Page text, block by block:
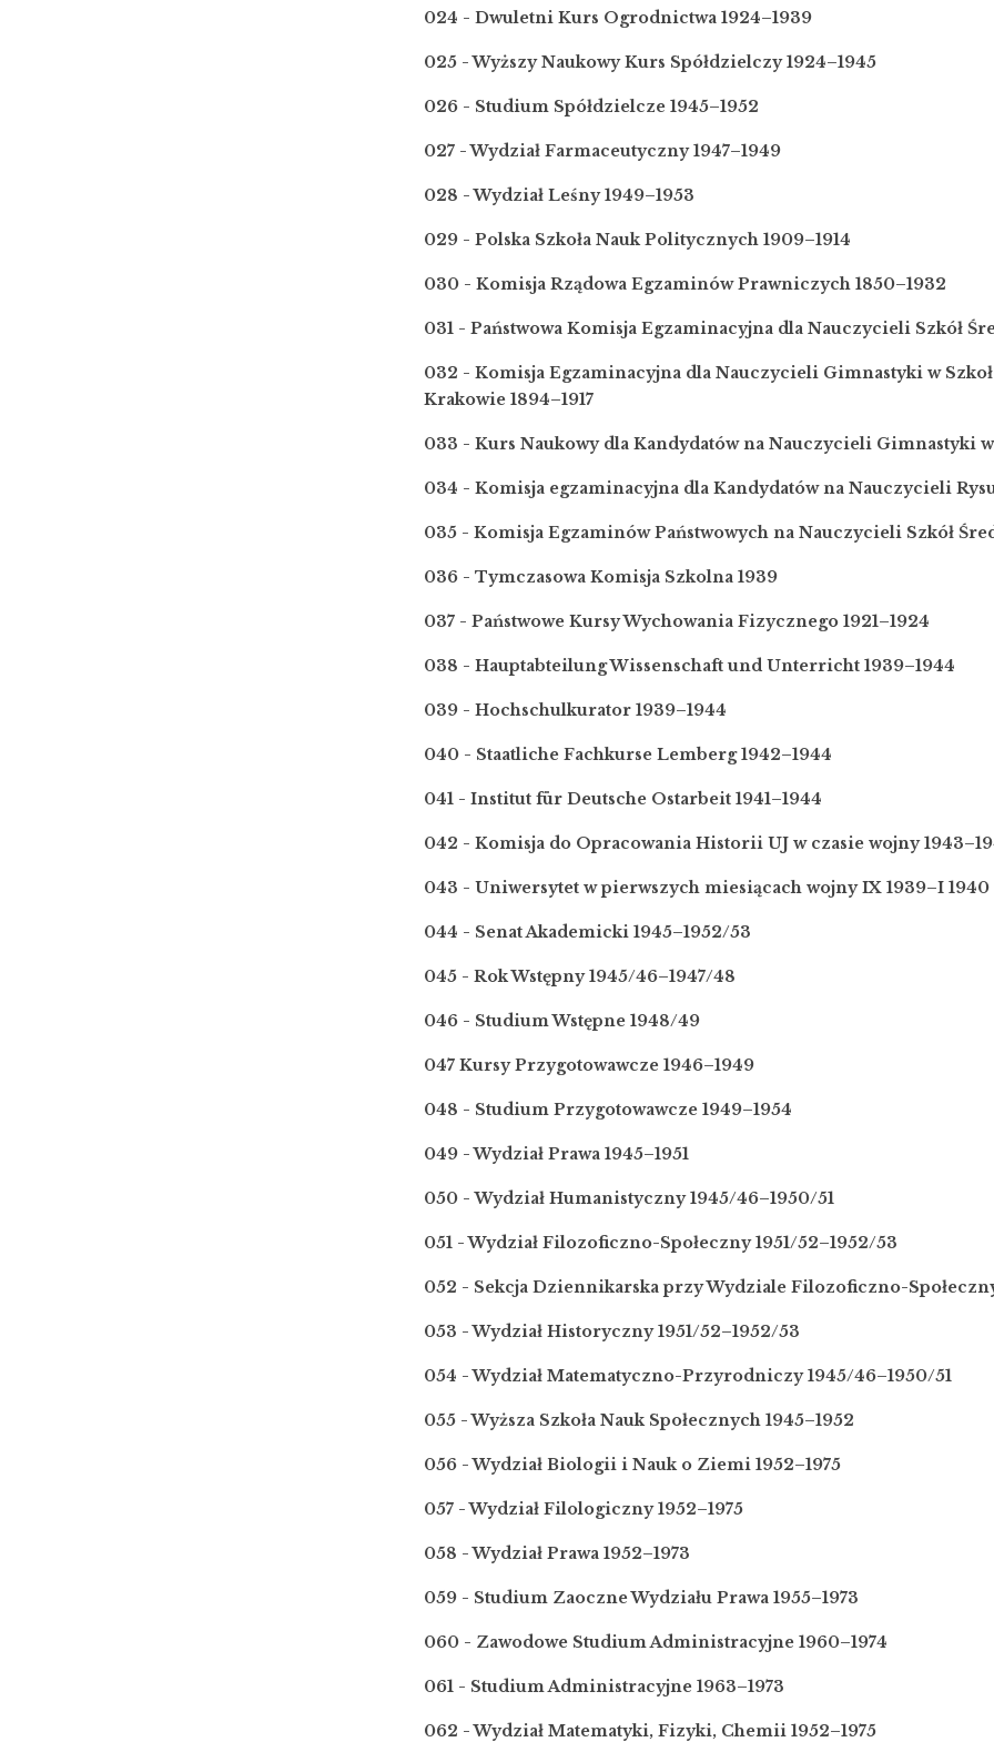
024 - Dwuletni Kurs Ogrodnictwa 1924–1939
025 - Wyższy Naukowy Kurs Spółdzielczy 1924–1945
026 - Studium Spółdzielcze 1945–1952
027 - Wydział Farmaceutyczny 1947–1949
028 - Wydział Leśny 1949–1953
029 - Polska Szkoła Nauk Politycznych 1909–1914
030 - Komisja Rządowa Egzaminów Prawniczych 1850–1932
031 - Państwowa Komisja Egzaminacyjna dla Nauczycieli Szkół
032 - Komisja Egzaminacyjna dla Nauczycieli Gimnastyki w
Krakowie 1894–1917
033 - Kurs Naukowy dla Kandydatów na Nauczycieli Gimnastyki w
034 - Komisja egzaminacyjna dla Kandydatów na Nauczycieli
035 - Komisja Egzaminów Państwowych na Nauczycieli Szkół
036 - Tymczasowa Komisja Szkolna 1939
037 - Państwowe Kursy Wychowania Fizycznego 1921–1924
038 - Hauptabteilung Wissenschaft und Unterricht 1939–1944
039 - Hochschulkurator 1939–1944
040 - Staatliche Fachkurse Lemberg 1942–1944
041 - Institut für Deutsche Ostarbeit 1941–1944
042 - Komisja do Opracowania Historii UJ w czasie wojny
043 - Uniwersytet w pierwszych miesiącach wojny IX 1939–I 1940
044 - Senat Akademicki 1945–1952/53
045 - Rok Wstępny 1945/46–1947/48
046 - Studium Wstępne 1948/49
047 Kursy Przygotowawcze 1946–1949
048 - Studium Przygotowawcze 1949–1954
049 - Wydział Prawa 1945–1951
050 - Wydział Humanistyczny 1945/46–1950/51
051 - Wydział Filozoficzno-Społeczny 1951/52–1952/53
052 - Sekcja Dziennikarska przy Wydziale Filozoficzno-
053 - Wydział Historyczny 1951/52–1952/53
054 - Wydział Matematyczno-Przyrodniczy 1945/46–1950/51
055 - Wyższa Szkoła Nauk Społecznych 1945–1952
056 - Wydział Biologii i Nauk o Ziemi 1952–1975
057 - Wydział Filologiczny 1952–1975
058 - Wydział Prawa 1952–1973
059 - Studium Zaoczne Wydziału Prawa 1955–1973
060 - Zawodowe Studium Administracyjne 1960–1974
061 - Studium Administracyjne 1963–1973
062 - Wydział Matematyki, Fizyki, Chemii 1952–1975